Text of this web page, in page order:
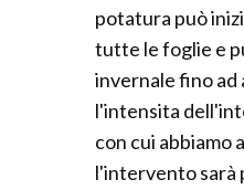
potatura può
tutte le foglie e
invernale fino ad
l'intensita
con cui abbiamo
l'intervento sarà